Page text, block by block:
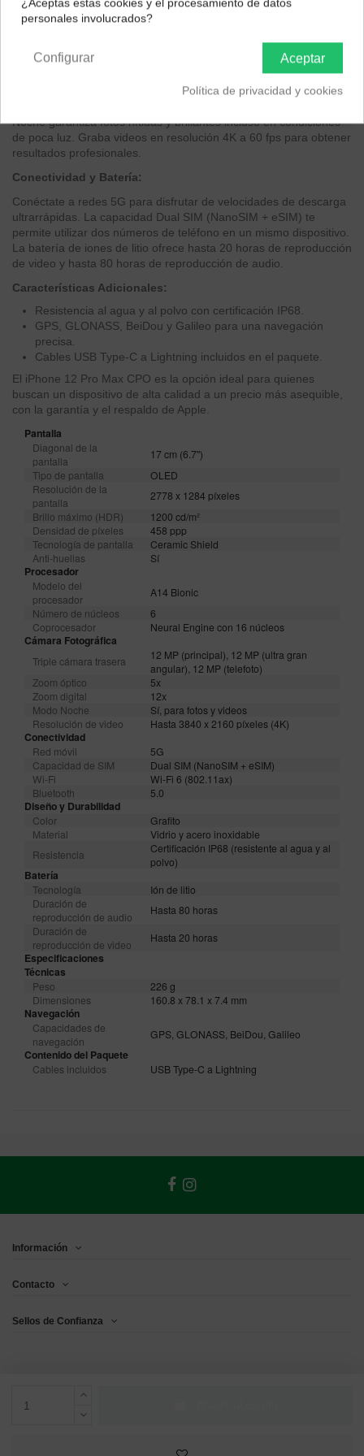
almacenamiento interno, tendrás espacio de sobra para todas tus
aplicaciones, fotos y videos.
Cámara:
Captura fotos y videos impresionantes con su sistema de triple
cámara trasera de 12 MP. El zoom óptico de 5x y el zoom digital
Noche garantiza fotos nítidas y brillantes incluso en condiciones
de poca luz. Graba videos en resolución 4K a 60 fps para obtener
resultados profesionales.
Conectividad y Batería:
Conéctate a redes 5G para disfrutar de velocidades de descarga
ultrarrápidas. La capacidad Dual SIM (NanoSIM + eSIM) te
permite utilizar dos números de teléfono en un mismo dispositivo.
La batería de iones de litio ofrece hasta 20 horas de reproducción
de video y hasta 80 horas de reproducción de audio.
Características Adicionales:
Resistencia al agua y al polvo con certificación IP68.
GPS, GLONASS, BeiDou y Galileo para una navegación
precisa.
Cables USB Type-C a Lightning incluidos en el paquete.
El iPhone 12 Pro Max CPO es la opción ideal para quienes
buscan un dispositivo de alta calidad a un precio más asequible,
con la garantía y el respaldo de Apple.
Pantalla
Diagonal de la
pantalla
17 cm (6.7'')
Tipo de pantalla
OLED
Resolución de la
pantalla
2778 x 1284 píxeles
Brillo máximo (HDR)
1200 cd/m²
Densidad de píxeles
458 ppp
Tecnología de pantalla
Ceramic Shield
Anti-huellas
Sí
Procesador
Modelo del
procesador
A14 Bionic
Número de núcleos
6
Coprocesador
Neural Engine con 16 núcleos
Cámara Fotográfica
Triple cámara trasera
12 MP (principal), 12 MP (ultra gran
angular), 12 MP (telefoto)
Zoom óptico
5x
Zoom digital
12x
Modo Noche
Sí, para fotos y videos
Resolución de video
Hasta 3840 x 2160 píxeles (4K)
Conectividad
Red móvil
5G
Capacidad de SIM
Dual SIM (NanoSIM + eSIM)
Wi-Fi
Wi-Fi 6 (802.11ax)
Bluetooth
5.0
Diseño y Durabilidad
Color
Grafito
Material
Vidrio y acero inoxidable
Resistencia
Certificación IP68 (resistente al agua y al
polvo)
Batería
Tecnología
Ión de litio
Duración de
reproducción de audio
Hasta 80 horas
Duración de
reproducción de video
Hasta 20 horas
Especificaciones
Técnicas
Peso
226 g
Dimensiones
160.8 x 78.1 x 7.4 mm
Navegación
Capacidades de
navegación
GPS, GLONASS, BeiDou, Galileo
Contenido del Paquete
Cables incluidos USB Type-C a Lightning
Información
Contacto
Sellos de Confianza
personales involucrados?
Aceptar
Configurar
Política de privacidad y cookies